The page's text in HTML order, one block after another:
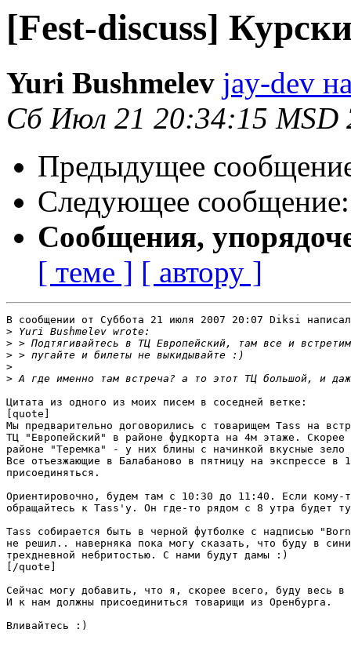
[Fest-discuss]
Yuri Bushmelev jay-dev
Сб Июл 21 20:34:15 MSD
Предыдущее
Следующее
Сообщения,
[ теме ] [ автору ]
В сообщении от Суббота 21 июля 2007 20:07 Diksi
>
>
>
>
>
Цитата из одного из моих писем в соседней ветке:
[quote]
Мы предварительно договорились с товарищем Tass на
ТЦ "Европейский" в районе фудкорта на 4м этаже.
районе "Теремка" - у них блины с начинкой вкусные
Все отъезжающие в Балабаново в пятницу на экспрессе в
присоединяться.
Ориентировочно, будем там с 10:30 до 11:40. Если
обращайтесь к Tass'у. Он где-то рядом с 8 утра будет
Tass собирается быть в черной футболке с надписью
не решил.. наверняка пока могу сказать, что буду в
трехдневной небритостью. С нами будут дамы :)
[/quote]
Сейчас могу добавить, что я, скорее всего, буду весь в
И к нам должны присоединиться товарищи из Оренбурга.
Вливайтесь :)